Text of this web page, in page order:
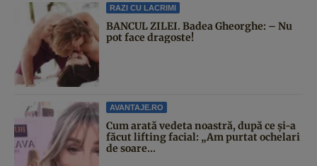
RAZI CU LACRIMI
BANCUL ZILEI. Badea Gheorghe: – Nu
pot face dragoste!
AVANTAJE.RO
Cum arată vedeta noastră, după ce și-a
făcut lifting facial: „Am purtat ochelari
de soare...